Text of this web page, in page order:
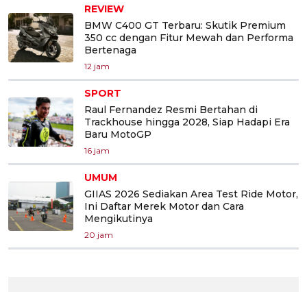
REVIEW
BMW C400 GT Terbaru: Skutik Premium
350 cc dengan Fitur Mewah dan Performa
Bertenaga
12 jam
SPORT
Raul Fernandez Resmi Bertahan di
Trackhouse hingga 2028, Siap Hadapi Era
Baru MotoGP
16 jam
UMUM
GIIAS 2026 Sediakan Area Test Ride Motor,
Ini Daftar Merek Motor dan Cara
Mengikutinya
20 jam